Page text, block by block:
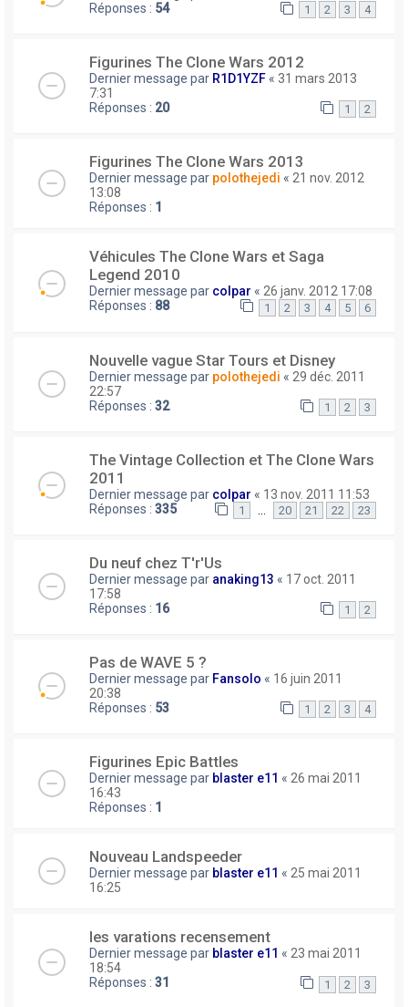
Réponses : 54 1 2 3 4
Figurines The Clone Wars 2012
Dernier message par R1D1YZF « 31 mars 2013
7:31
Réponses : 20 1 2
Figurines The Clone Wars 2013
Dernier message par polothejedi « 21 nov. 2012
13:08
Réponses : 1
Véhicules The Clone Wars et Saga
Legend 2010
Dernier message par colpar « 26 janv. 2012 17:08
Réponses : 88 1 2 3 4 5 6
Nouvelle vague Star Tours et Disney
Dernier message par polothejedi « 29 déc. 2011
22:57
Réponses : 32 1 2 3
The Vintage Collection et The Clone Wars
2011
Dernier message par colpar « 13 nov. 2011 11:53
Réponses : 335 1 20 21 22 23
Du neuf chez T'r'Us
Dernier message par anaking13 « 17 oct. 2011
17:58
Réponses : 16 1 2
Pas de WAVE 5 ?
Dernier message par Fansolo « 16 juin 2011
20:38
Réponses : 53 1 2 3 4
Figurines Epic Battles
Dernier message par blaster e11 « 26 mai 2011
16:43
Réponses : 1
Nouveau Landspeeder
Dernier message par blaster e11 « 25 mai 2011
16:25
les varations recensement
Dernier message par blaster e11 « 23 mai 2011
18:54
Réponses : 31 1 2 3